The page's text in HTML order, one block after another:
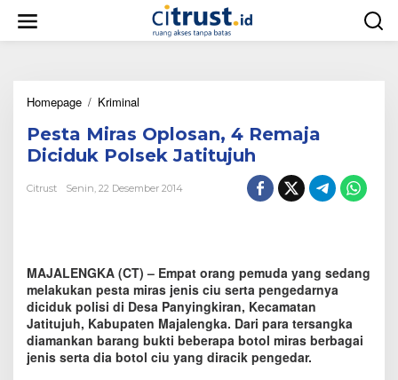
w
Homepage / Kriminal
s
t
a
M
p
l
o
s
a
n
Pesta Miras Oplosan, 4 Remaja
Diciduk Polsek Jatitujuh
Citrust Senin, 22 Desember 2014
MAJALENGKA (CT) – Empat orang pemuda yang sedang
melakukan pesta miras jenis ciu serta pengedarnya
diciduk polisi di Desa Panyingkiran, Kecamatan
Jatitujuh, Kabupaten Majalengka. Dari para tersangka
diamankan barang bukti beberapa botol miras berbagai
jenis serta dia botol ciu yang diracik pengedar.